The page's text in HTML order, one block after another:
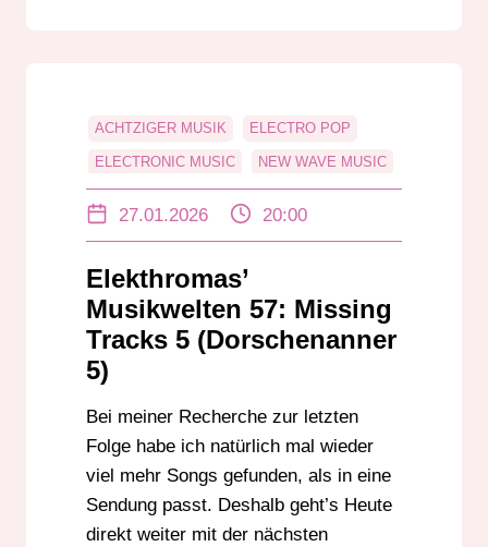
ACHTZIGER MUSIK ELECTRO POP
ELECTRONIC MUSIC NEW WAVE MUSIC
27.01.2026 20:00
Elekthromas’
Musikwelten 57: Missing
Tracks 5 (Dorschenanner
5)
Bei meiner Recherche zur letzten
Folge habe ich natürlich mal wieder
viel mehr Songs gefunden, als in eine
Sendung passt. Deshalb geht’s Heute
direkt weiter mit der nächsten